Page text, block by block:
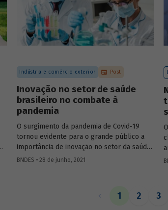
concessões de rodovias realizadas no país.
Indústria e comércio exterior Post
Inovação no setor de saúde
brasileiro no combate à
pandemia
O surgimento da pandemia de Covid-19
tornou evidente para o grande público a
importância de inovação no setor da saúde,
em especial, no ramo farmacêutico. Nesse
as medidas adotadas na área de pesquisa e
BNDES • 28 de junho, 2021
1 2 3